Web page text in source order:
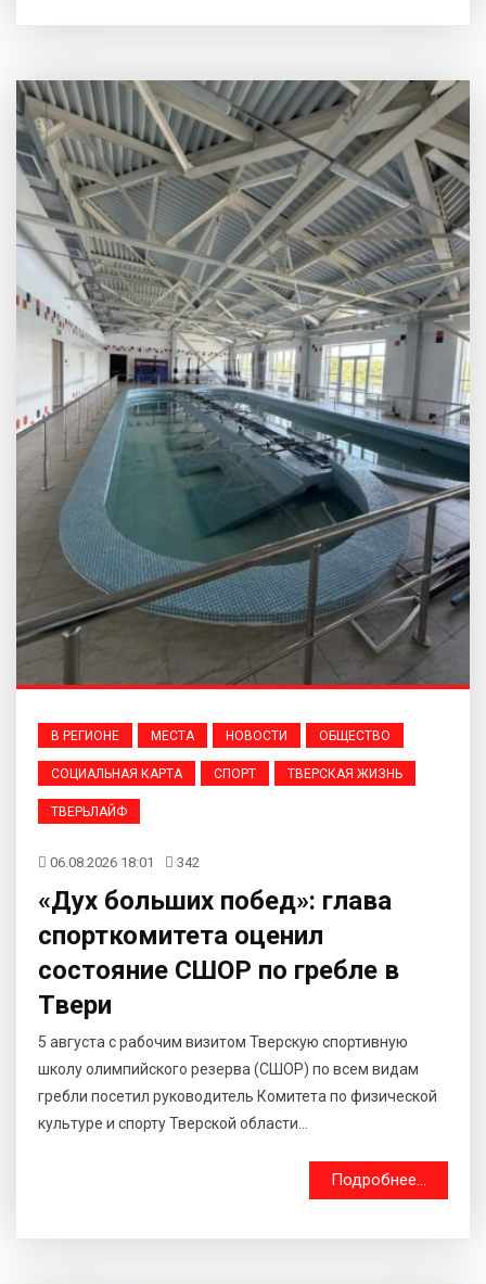
В РЕГИОНЕ МЕСТА НОВОСТИ ОБЩЕСТВО
СОЦИАЛЬНАЯ КАРТА СПОРТ ТВЕРСКАЯ ЖИЗНЬ
ТВЕРЬЛАЙФ
06.08.2026 18:01 342
«Дух больших побед»: глава
спорткомитета оценил
состояние СШОР по гребле в
Твери
5 августа с рабочим визитом Тверскую спортивную
школу олимпийского резерва (СШОР) по всем видам
гребли посетил руководитель Комитета по физической
культуре и спорту Тверской области...
Подробнее...